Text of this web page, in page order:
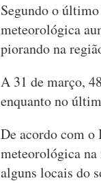
Segundo o
meteorológica
piorando na
A 31 de março,
enquanto no
De acordo com o
meteorológica na
alguns locais do